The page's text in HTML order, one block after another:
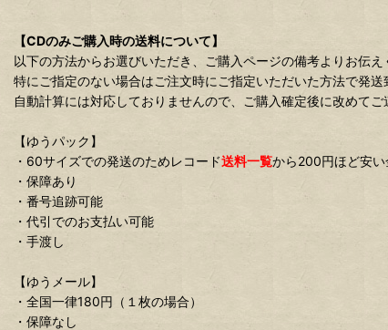
【CDのみご購入時の送料について】
以下の方法からお選びいただき、ご購入ページの備考よりお伝え
特にご指定のない場合はご注文時にご指定いただいた方法で発送
自動計算には対応しておりませんので、ご購入確定後に改めてご
【ゆうパック】
・60サイズでの発送のためレコード送料一覧から200円ほど安
・保障あり
・番号追跡可能
・代引でのお支払い可能
・手渡し
【ゆうメール】
・全国一律180円（１枚の場合）
・保障なし